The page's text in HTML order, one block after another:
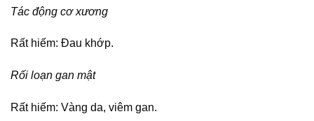
Tác động cơ xương
Rất hiếm: Đau khớp.
Rối loạn gan mật
Rất hiếm: Vàng da, viêm gan.